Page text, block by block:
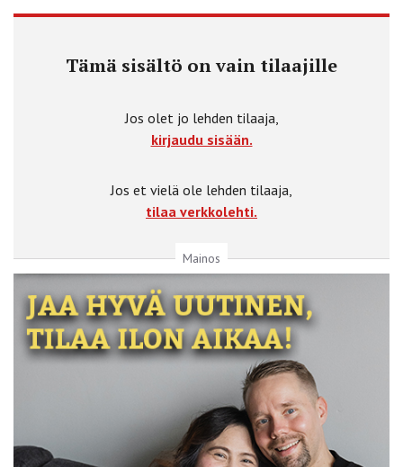
Tämä sisältö on vain tilaajille
Jos olet jo lehden tilaaja,
kirjaudu sisään.
Jos et vielä ole lehden tilaaja,
tilaa verkkolehti.
Mainos